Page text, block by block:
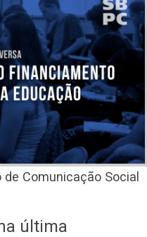
Comunicação Social
última